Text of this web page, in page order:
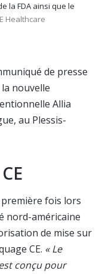
la FDA ainsi que le
Healthcare
de presse
nouvelle
Allia
au Plessis-
fois lors
nord-américaine
de mise sur
CE. « Le
conçu pour